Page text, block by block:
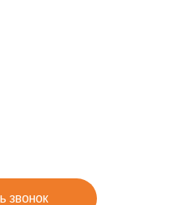
звонок